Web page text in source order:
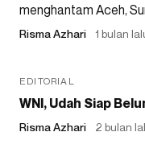
menghantam Aceh,
Risma Azhari 1 bulan
EDITORIAL
WNI, Udah Siap
Risma Azhari 2 bulan